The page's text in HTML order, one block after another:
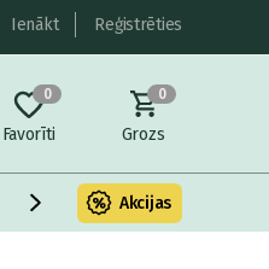
Ienākt Reģistrēties
0
Favorīti
0
Grozs
un metāls Fasādes
Akcijas